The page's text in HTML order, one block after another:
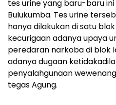
tes urine yang baru-baru ini
Bulukumba. Tes urine
hanya dilakukan di satu
kecurigaan adanya upaya
peredaran narkoba di blok
adanya dugaan
penyalahgunaan
tegas Agung.